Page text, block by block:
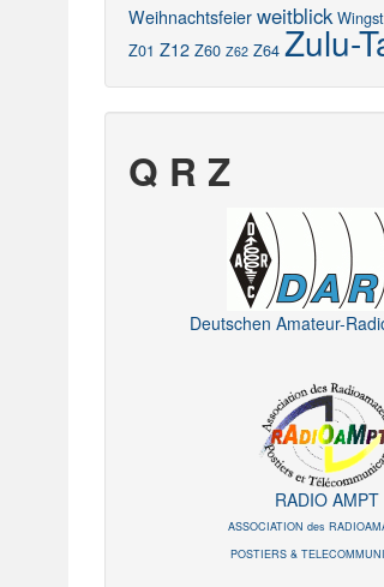
Weihnachtsfeier weitblick Wingst
Z01 Z12 Z60 Z62 Z64 Zulu-
Q R Z
Deutschen Amateur-
RADIO AMPT
ASSOCIATION des
POSTIERS &